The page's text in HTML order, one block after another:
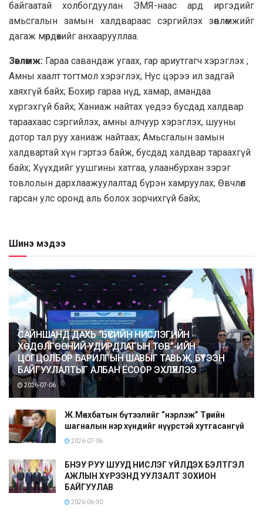
байгаатай холбогдуулан ЭМЯ-наас ард иргэдийг
амьсгалын замын халдвараас сэргийлэх зөвлөмжийг
дагаж мөрдөхийг анхаарууллаа.
Зөвлөмж: Гараа савандаж угаах, гар ариутгагч хэрэглэх ;
Амны хаалт тогтмол хэрэглэх; Нус цэрээ ил задгай
хаяхгүй байх; Бохир гараа нүд, хамар, амандаа
хүргэхгүй байх; Ханиаж найтах үедээ бусдад халдвар
тараахаас сэргийлэх, амны алчуур хэрэглэх, шууны
дотор тал руу ханиаж найтаах; Амьсгалын замын
халдвартай хүн гэртээ байж, бусдад халдвар тараахгүй
байх; Хүүхдийг уушгины хатгаа, улаанбурхан зэрэг
товлолын дархлаажуулалтад бүрэн хамруулах; Өвчлөл
гарсан улс оронд аль болох зорчихгүй байх;
Шинэ мэдээ
САЙНШАНД ДАХЬ “БҮСИЙН НИСЛЭГИЙН
ХӨДӨЛГӨӨНИЙ УДИРДЛАГЫН ТӨВ”-ИЙН
ЦОГЦОЛБОР БАРИЛГЫН ШАВЫГ ТАВЬЖ, БҮТЭЭН
БАЙГУУЛАЛТЫГ АЛБАН ЁСООР ЭХЛҮҮЛЛЭЭ
2026-07-06
Ж.Мөнхбатын бүтээлийг “нэрлэж” Төрийн
шагналын нэр хүндийг нүүрстэй хутгасангүй
2026-07-06
БНЭУ РУУ ШУУД НИСЛЭГ ҮЙЛДЭХ БЭЛТГЭЛ
АЖЛЫН ХҮРЭЭНД УУЛЗАЛТ ЗОХИОН
БАЙГУУЛАВ
2026-06-30